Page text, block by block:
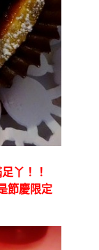
丫！！
節慶限定